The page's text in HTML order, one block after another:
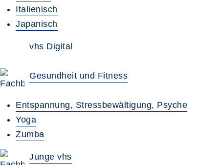
Italienisch
Japanisch
vhs Digital
Gesundheit und Fitness
Entspannung, Stressbewältigung, Psyche
Yoga
Zumba
Junge vhs